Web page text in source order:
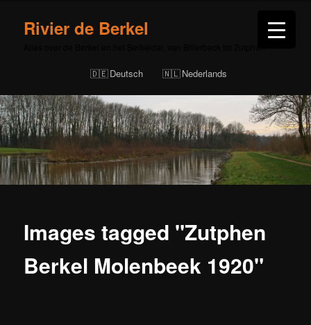
Rivier de Berkel
Deutsch Nederlands
Images tagged "Zutphen
Berkel Molenbeek 1920"